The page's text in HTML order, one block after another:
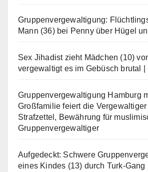
Gruppenvergewaltigung:
Mann (36) bei Penny über Hügel
Sex Jihadist zieht Mädchen (10)
vergewaltigt es im Gebüsch brutal |
Gruppenvergewaltigung Hamburg
Großfamilie feiert die
Strafzettel, Bewährung für
Gruppenvergewaltiger
Aufgedeckt: Schwere
eines Kindes (13) durch Turk-Gang